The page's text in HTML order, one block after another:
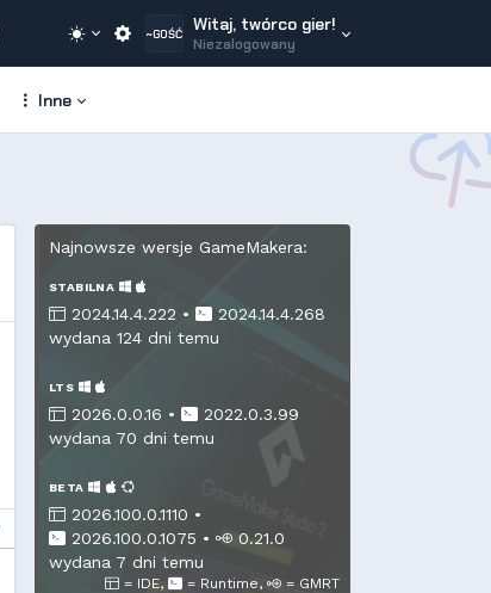
~GOŚĆ Witaj, twórco gier!
Niezalogowany
Inne
Najnowsze wersje GameMakera:
STABILNA
2024.14.4.222 •
2024.14.4.268
wydana 124 dni temu
LTS
2026.0.0.16 •
2022.0.3.99
wydana 70 dni temu
BETA
2026.100.0.1110 •
2026.100.0.1075 •
0.21.0
wydana 7 dni temu
= IDE, = Runtime, = GMRT